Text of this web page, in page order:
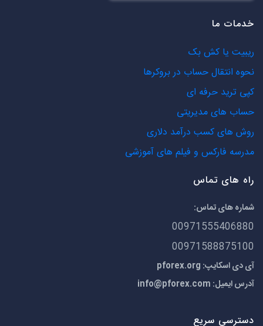
خدمات ما
ریبیت یا کش بک
نحوه انتقال حساب در بروکرها
کپی ترید حرفه ای
حساب های مدیریتی
روش های کسب درآمد دلاری
مدرسه فارکس و فیلم های آموزشی
راه های تماس
شماره های تماس:
00971555406880
00971588875100
آی دی اسکایپ: pforex.org
آدرس ایمیل: info@pforex.com
دسترسی سریع